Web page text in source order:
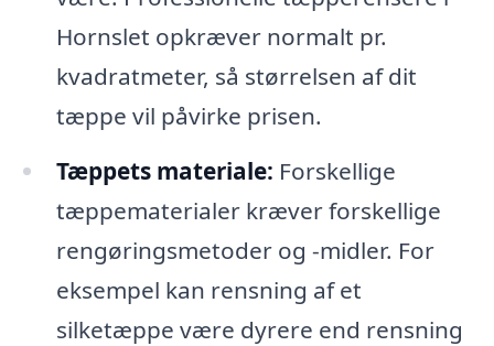
Hornslet opkræver normalt pr.
kvadratmeter, så størrelsen af dit
tæppe vil påvirke prisen.
Tæppets materiale: Forskellige
tæppematerialer kræver forskellige
rengøringsmetoder og -midler. For
eksempel kan rensning af et
silketæppe være dyrere end rensning